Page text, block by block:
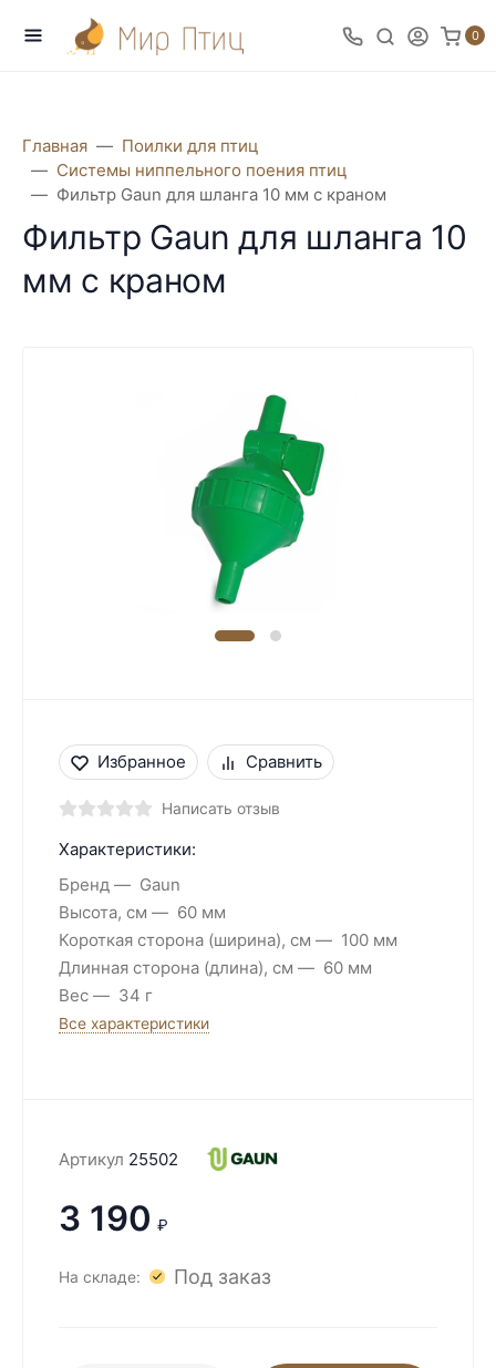
0
Главная
Поилки для птиц
Системы ниппельного поения птиц
Фильтр Gaun для шланга 10 мм с краном
Фильтр Gaun для шланга 10
мм с краном
Избранное Сравнить
Написать отзыв
Характеристики:
Бренд
Gaun
Высота, см
60 мм
Короткая сторона (ширина), см
100 мм
Длинная сторона (длина), см
60 мм
Вес
34 г
Все характеристики
Артикул 25502
3 190 ₽
На складе: Под заказ